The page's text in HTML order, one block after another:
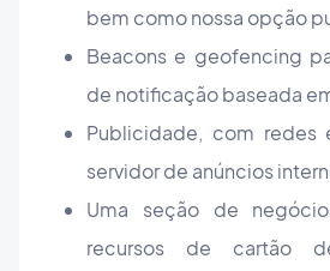
bem como nossa opção
Beacons e geofencing
de notificação baseada
Publicidade, com redes
servidor de anúncios
Uma seção de
recursos de cartão